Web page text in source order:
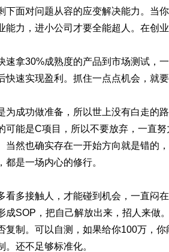
下面对问题从容的应变解决能力。当
能力，进小公司才要全能超人。在创
速拿30%成熟度的产品到市场测试，
快速实现盈利。抓住一点点机会，就
为成功做准备，所以世上没有白走的
可能是C项目，所以不要放弃，一直
当然也确实存在一开始方向就是错的
是一场内心的修行。
看多接触人，才能碰到机会，一直闷
成SOP，把自己解放出来，招人来做
复制。可以自测，如果给你100万，
还不足够标准化。